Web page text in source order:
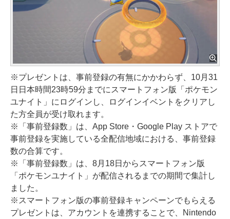
※プレゼントは、事前登録の有無にかかわらず、10月31
日日本時間23時59分までにスマートフォン版「ポケモン
ユナイト」にログインし、ログインイベントをクリアし
た方全員が受け取れます。
※「事前登録数」は、App Store・Google Play ストアで
事前登録を実施している全配信地域における、事前登録
数の合算です。
※「事前登録数」は、8月18日からスマートフォン版
「ポケモンユナイト」が配信されるまでの期間で集計し
ました。
※スマートフォン版の事前登録キャンペーンでもらえる
プレゼントは、アカウントを連携することで、Nintendo